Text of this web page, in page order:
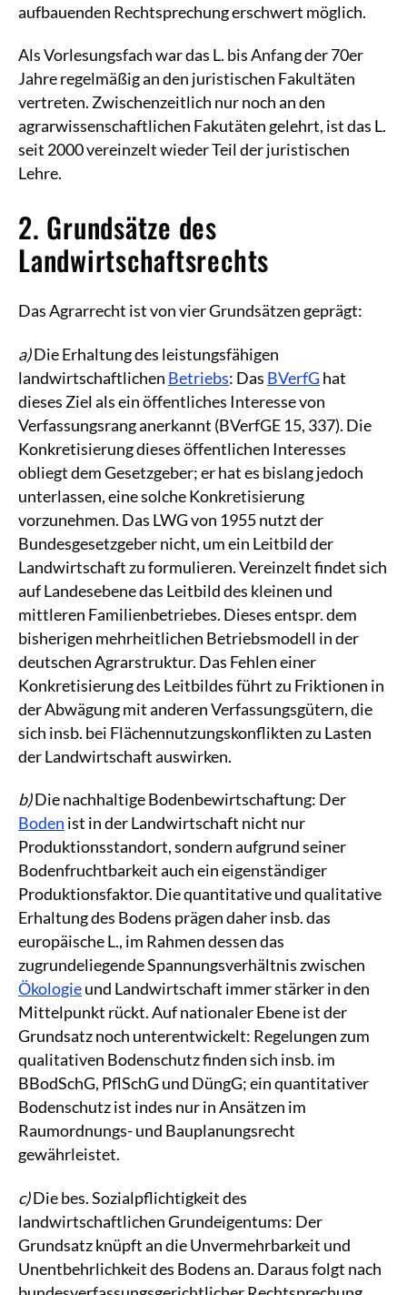
aufbauenden Rechtsprechung erschwert möglich.
Als Vorlesungsfach war das L. bis Anfang der 70er
Jahre regelmäßig an den juristischen Fakultäten
vertreten. Zwischenzeitlich nur noch an den
agrarwissenschaftlichen Fakutäten gelehrt, ist das L.
seit 2000 vereinzelt wieder Teil der juristischen
Lehre.
2. Grundsätze des
Landwirtschaftsrechts
Das Agrarrecht ist von vier Grundsätzen geprägt:
a)Die Erhaltung des leistungsfähigen
landwirtschaftlichen Betriebs: Das BVerfG hat
dieses Ziel als ein öffentliches Interesse von
Verfassungsrang anerkannt (BVerfGE 15, 337). Die
Konkretisierung dieses öffentlichen Interesses
obliegt dem Gesetzgeber; er hat es bislang jedoch
unterlassen, eine solche Konkretisierung
vorzunehmen. Das LWG von 1955 nutzt der
Bundesgesetzgeber nicht, um ein Leitbild der
Landwirtschaft zu formulieren. Vereinzelt findet sich
auf Landesebene das Leitbild des kleinen und
mittleren Familienbetriebes. Dieses entspr. dem
bisherigen mehrheitlichen Betriebsmodell in der
deutschen Agrarstruktur. Das Fehlen einer
Konkretisierung des Leitbildes führt zu Friktionen in
der Abwägung mit anderen Verfassungsgütern, die
sich insb. bei Flächennutzungskonflikten zu Lasten
der Landwirtschaft auswirken.
b)Die nachhaltige Bodenbewirtschaftung: Der
Boden ist in der Landwirtschaft nicht nur
Produktionsstandort, sondern aufgrund seiner
Bodenfruchtbarkeit auch ein eigenständiger
Produktionsfaktor. Die quantitative und qualitative
Erhaltung des Bodens prägen daher insb. das
europäische L., im Rahmen dessen das
zugrundeliegende Spannungsverhältnis zwischen
Ökologieund Landwirtschaft immer stärker in den
Mittelpunkt rückt. Auf nationaler Ebene ist der
Grundsatz noch unterentwickelt: Regelungen zum
qualitativen Bodenschutz finden sich insb. im
BBodSchG, PflSchG und DüngG; ein quantitativer
Bodenschutz ist indes nur in Ansätzen im
Raumordnungs- und Bauplanungsrecht
gewährleistet.
c)Die bes. Sozialpflichtigkeit des
landwirtschaftlichen Grundeigentums: Der
Grundsatz knüpft an die Unvermehrbarkeit und
Unentbehrlichkeit des Bodens an. Daraus folgt nach